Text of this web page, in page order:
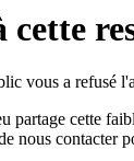
cette
vous a refusé
partage cette
nous contacter